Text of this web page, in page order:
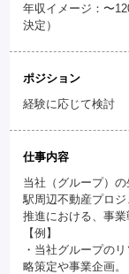
年収イメージ：〜
決定）
ポジション
経験に応じて検討
仕事内容
当社（グループ）
駅周辺不動産プロ
推進における、事業
【例】
・当社グループの
略策定や事業企画。